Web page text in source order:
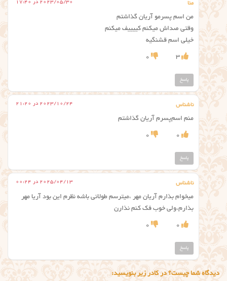
منا 2023/05/30 در 17:40
من اسم پسرمو آریان گذاشتم
وقتی صداش میکنم کییییف میکنم
خیلی اسم قشنگیه
3
0
پاسخ
ناشناس 2023/10/24 در 21:20
منم اسم‌پسرم آریان گذاشتم
0
0
پاسخ
ناشناس 2025/04/13 در 00:24
میخوام بذارم آریان مهر ،میترسم طولانی باشه نظرم این بود آریا مهر
بذارم،ولی خوب فک کنم نذارن
0
0
پاسخ
دیدگاه شما چیست؟ در کادر زیر بنویسید: